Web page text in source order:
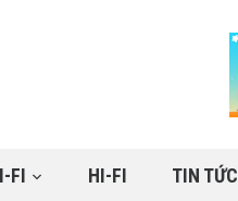
FI HI-FI TIN TỨC